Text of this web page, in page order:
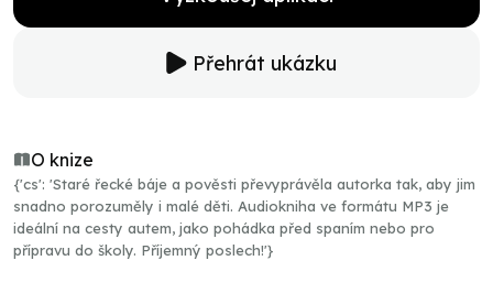
Přehrát ukázku
O knize
{'cs': 'Staré řecké báje a pověsti převyprávěla autorka tak, aby jim
snadno porozuměly i malé děti. Audiokniha ve formátu MP3 je
ideální na cesty autem, jako pohádka před spaním nebo pro
přípravu do školy. Příjemný poslech!'}